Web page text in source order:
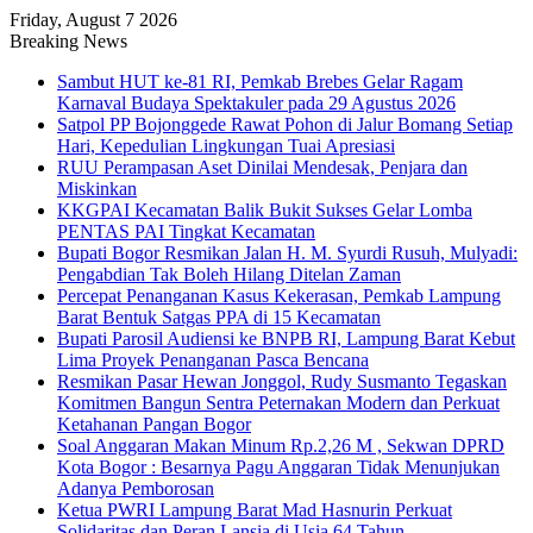
Friday, August 7 2026
Breaking News
Sambut HUT ke-81 RI, Pemkab Brebes Gelar Ragam
Karnaval Budaya Spektakuler pada 29 Agustus 2026
Satpol PP Bojonggede Rawat Pohon di Jalur Bomang Setiap
Hari, Kepedulian Lingkungan Tuai Apresiasi
RUU Perampasan Aset Dinilai Mendesak, Penjara dan
Miskinkan
KKGPAI Kecamatan Balik Bukit Sukses Gelar Lomba
PENTAS PAI Tingkat Kecamatan
Bupati Bogor Resmikan Jalan H. M. Syurdi Rusuh, Mulyadi:
Pengabdian Tak Boleh Hilang Ditelan Zaman
Percepat Penanganan Kasus Kekerasan, Pemkab Lampung
Barat Bentuk Satgas PPA di 15 Kecamatan
Bupati Parosil Audiensi ke BNPB RI, Lampung Barat Kebut
Lima Proyek Penanganan Pasca Bencana
Resmikan Pasar Hewan Jonggol, Rudy Susmanto Tegaskan
Komitmen Bangun Sentra Peternakan Modern dan Perkuat
Ketahanan Pangan Bogor
Soal Anggaran Makan Minum Rp.2,26 M , Sekwan DPRD
Kota Bogor : Besarnya Pagu Anggaran Tidak Menunjukan
Adanya Pemborosan
Ketua PWRI Lampung Barat Mad Hasnurin Perkuat